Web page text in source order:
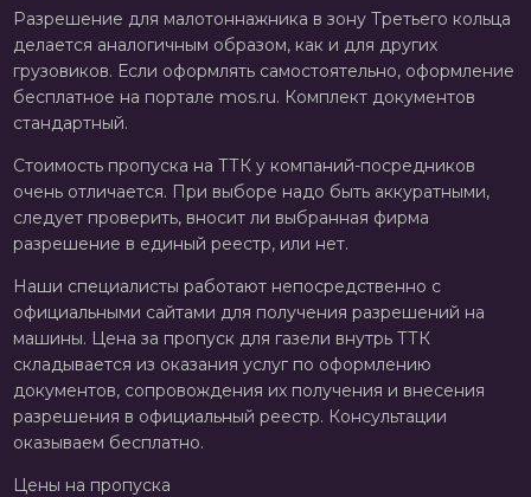
Разрешение для малотоннажника в зону Третьего кольца
делается аналогичным образом, как и для других
грузовиков. Если оформлять самостоятельно, оформление
бесплатное на портале mos.ru. Комплект документов
стандартный.
Стоимость пропуска на ТТК у компаний-посредников
очень отличается. При выборе надо быть аккуратными,
следует проверить, вносит ли выбранная фирма
разрешение в единый реестр, или нет.
Наши специалисты работают непосредственно с
официальными сайтами для получения разрешений на
машины. Цена за пропуск для газели внутрь ТТК
складывается из оказания услуг по оформлению
документов, сопровождения их получения и внесения
разрешения в официальный реестр. Консультации
оказываем бесплатно.
Цены на пропуска